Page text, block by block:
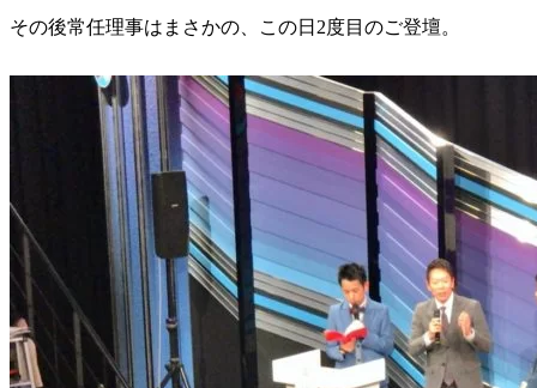
その後常任理事はまさかの、この日2度目のご登壇。